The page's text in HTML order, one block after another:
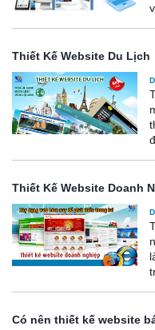
Thiết Kế Website Du Lịch
Thiết Kế Website Doanh
Có nên thiết kế website